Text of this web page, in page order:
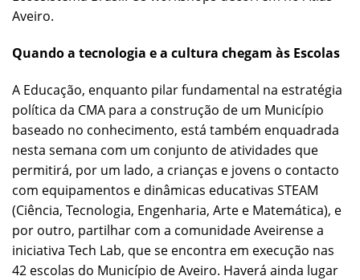
Aveiro.
Quando a tecnologia e a cultura chegam às Escolas
A Educação, enquanto pilar fundamental na estratégia
política da CMA para a construção de um Município
baseado no conhecimento, está também enquadrada
nesta semana com um conjunto de atividades que
permitirá, por um lado, a crianças e jovens o contacto
com equipamentos e dinâmicas educativas STEAM
(Ciência, Tecnologia, Engenharia, Arte e Matemática), e
por outro, partilhar com a comunidade Aveirense a
iniciativa Tech Lab, que se encontra em execução nas
42 escolas do Município de Aveiro. Haverá ainda lugar